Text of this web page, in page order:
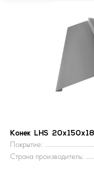
Конек LHS
Покрытие:
Страна производитель: